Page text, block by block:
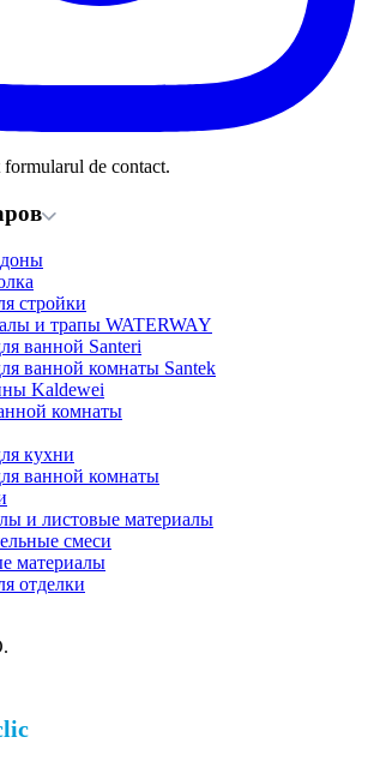
de contact.
стройки
и трапы WATERWAY
ванной Santeri
ванной комнаты Santek
Kaldewei
комнаты
кухни
ванной комнаты
и листовые материалы
смеси
материалы
отделки